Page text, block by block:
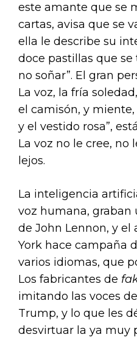
este amante que se
cartas, avisa que se
ella le describe su
doce pastillas que
no soñar”. El gran
La voz, la fría
el camisón, y
y el vestido rosa”,
La voz no le cree, no
lejos.
La inteligencia
voz humana, graban
de John Lennon, y el
York hace campaña
varios idiomas, que
Los fabricantes de
imitando las voces
Trump, y lo que les
desvirtuar la ya muy